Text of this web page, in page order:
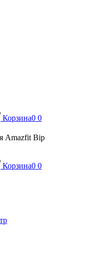
Корзина0 0
Amazfit Bip
Корзина0 0